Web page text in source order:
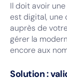
Il doit avoir
est digital, une
auprès de
gérer la
encore aux
Solution :